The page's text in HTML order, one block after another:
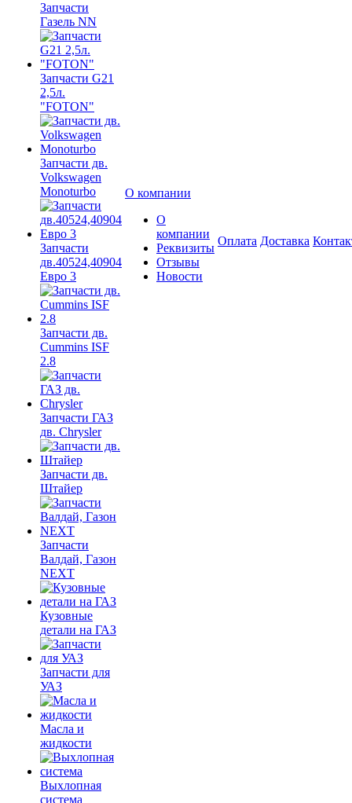
Запчасти
Газель NN
Запчасти G21
2,5л.
"FOTON"
Запчасти дв.
Volkswagen
Monoturbo
Запчасти
дв.40524,40904
Евро 3
Запчасти дв.
Cummins ISF
2.8
Запчасти ГАЗ
дв. Chrysler
Запчасти дв.
Штайер
Запчасти
Валдай, Газон
NEXT
Кузовные
детали на ГАЗ
Запчасти для
УАЗ
Масла и
жидкости
Выхлопная
система
О компании
О
компании
Реквизиты
Отзывы
Новости
Оплата Доставка